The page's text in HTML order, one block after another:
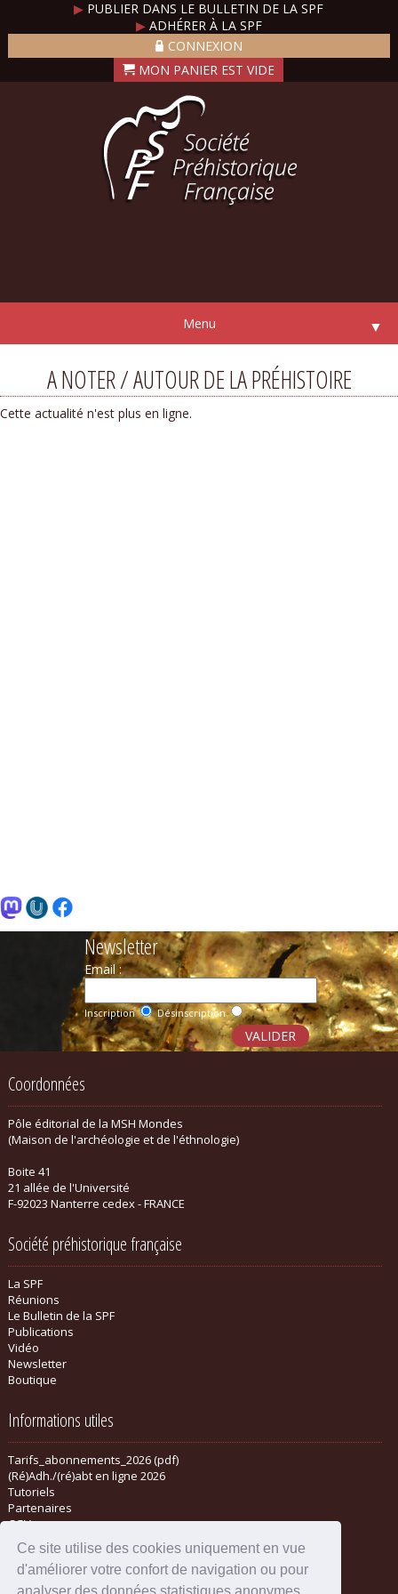
Ce site utilise des cookies uniquement en vue
d'améliorer votre confort de navigation ou pour
analyser des données statistiques anonymes.
▶ PUBLIER DANS LE BULLETIN DE LA SPF
▶ADHÉRER À LA SPF
CONNEXION
Menu ▼
A NOTER / AUTOUR DE LA PRÉHISTOIRE
Cette actualité n'est plus en ligne.
Newsletter
Email :
Inscription Désinscription
Coordonnées
Pôle éditorial de la MSH Mondes
(Maison de l'archéologie et de l'éthnologie)
Boite 41
21 allée de l'Université
F-92023 Nanterre cedex - FRANCE
Société préhistorique française
La SPF
Réunions
Le Bulletin de la SPF
Publications
Vidéo
Newsletter
Boutique
Informations utiles
Tarifs_abonnements_2026 (pdf)
(Ré)Adh./(ré)abt en ligne 2026
Tutoriels
Partenaires
CGV